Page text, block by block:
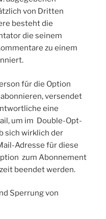
von Dritten
besteht die
die seinem
zu einem
für die Option
versendet
eine
um im Double-Opt-
sich wirklich der
Adresse für diese
zum Abonnement
beendet werden.
Sperrung von